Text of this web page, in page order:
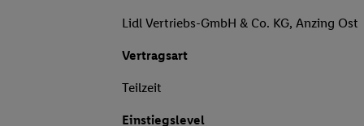
Lidl Vertriebs-GmbH & Co. KG, Anzing Ost
Vertragsart
Teilzeit
Einstiegslevel